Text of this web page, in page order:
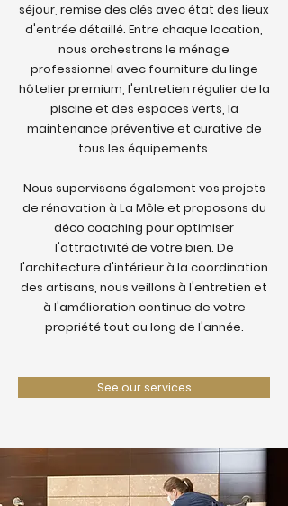
séjour, remise des clés avec état des lieux
d'entrée détaillé. Entre chaque location,
nous orchestrons le ménage
professionnel avec fourniture du linge
hôtelier premium, l'entretien régulier de la
piscine et des espaces verts, la
maintenance préventive et curative de
tous les équipements.
Nous supervisons également vos projets
de rénovation à La Môle et proposons du
déco coaching pour optimiser
l'attractivité de votre bien. De
l'architecture d'intérieur à la coordination
des artisans, nous veillons à l'entretien et
à l'amélioration continue de votre
propriété tout au long de l'année.
See our services